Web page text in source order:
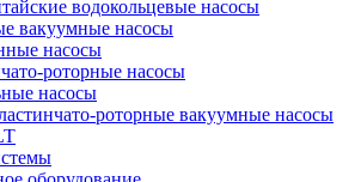
водокольцевые насосы
вакуумные насосы
насосы
роторные насосы
насосы
роторные вакуумные насосы